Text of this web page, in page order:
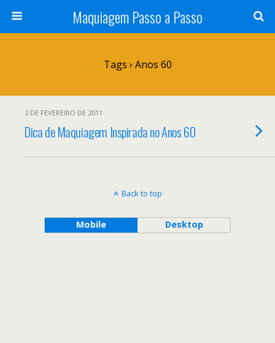
Maquiagem Passo a Passo
Tags › Anos 60
2 DE FEVEREIRO DE 2011
Dica de Maquiagem Inspirada no Anos 60
Back to top
Mobile Desktop